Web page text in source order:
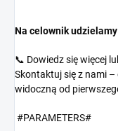
Na celownik
📞 Dowiedz się więcej
Skontaktuj się z nami
widoczną od
#PARAMETERS#